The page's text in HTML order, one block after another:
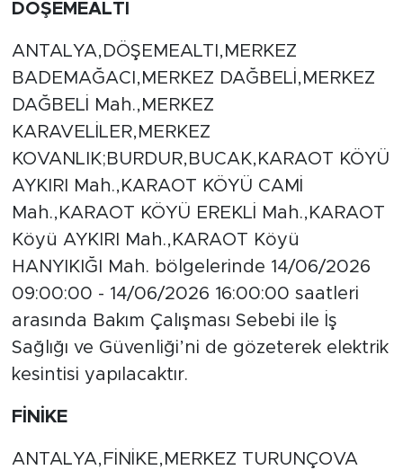
DÖŞEMEALTI
ANTALYA,DÖŞEMEALTI,MERKEZ
BADEMAĞACI,MERKEZ DAĞBELİ,MERKEZ
DAĞBELİ Mah.,MERKEZ
KARAVELİLER,MERKEZ
KOVANLIK;BURDUR,BUCAK,KARAOT KÖYÜ
AYKIRI Mah.,KARAOT KÖYÜ CAMİ
Mah.,KARAOT KÖYÜ EREKLİ Mah.,KARAOT
Köyü AYKIRI Mah.,KARAOT Köyü
HANYIKIĞI Mah. bölgelerinde 14/06/2026
09:00:00 - 14/06/2026 16:00:00 saatleri
arasında Bakım Çalışması Sebebi ile İş
Sağlığı ve Güvenliği’ni de gözeterek elektrik
kesintisi yapılacaktır.
FİNİKE
ANTALYA,FİNİKE,MERKEZ TURUNÇOVA